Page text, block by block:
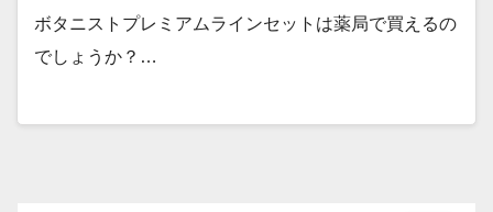
ボタニストプレミアムラインセットは薬局で買えるの
でしょうか？…